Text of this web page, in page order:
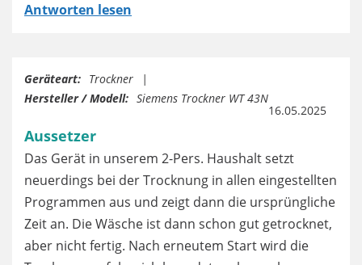
Antworten lesen
Geräteart: Trockner
Hersteller / Modell: Siemens Trockner WT 43N
16.05.2025
Aussetzer
Das Gerät in unserem 2-Pers. Haushalt setzt
neuerdings bei der Trocknung in allen eingestellten
Programmen aus und zeigt dann die ursprüngliche
Zeit an. Die Wäsche ist dann schon gut getrocknet,
aber nicht fertig. Nach erneutem Start wird die